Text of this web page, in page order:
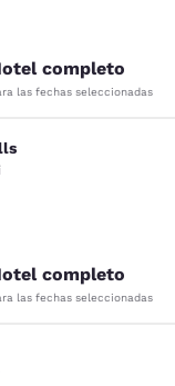
completo
las fechas seleccionadas
Bueno. 985 reseñas
completo
las fechas seleccionadas